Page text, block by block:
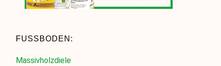
FUSSBODEN:
Massivholzdiele